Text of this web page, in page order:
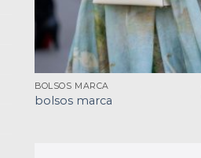
BOLSOS MARCA
bolsos marca